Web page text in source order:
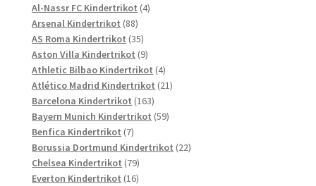
Produkte
Al-Nassr FC Kindertrikot 44
Arsenal Kindertrikot 8888
Produkte
AS Roma Kindertrikot 3535
Produkte
Aston Villa Kindertrikot 99
Produkte
Athletic Bilbao Kindertrikot 44
Produkte
Atlético Madrid Kindertrikot 2121
Barcelona Kindertrikot 163163
Produkte
Bayern Munich Kindertrikot 5959
Benfica Kindertrikot 77
Produkte
Borussia Dortmund Kindertrikot 2222
Chelsea Kindertrikot 7979
Produkte
Everton Kindertrikot 1616